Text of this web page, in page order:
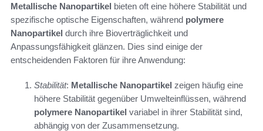
Metallische Nanopartikel bieten oft eine höhere Stabilität und
spezifische optische Eigenschaften, während polymere
Nanopartikel durch ihre Bioverträglichkeit und
Anpassungsfähigkeit glänzen. Dies sind einige der
entscheidenden Faktoren für ihre Anwendung:
Stabilität: Metallische Nanopartikel zeigen häufig eine
höhere Stabilität gegenüber Umwelteinflüssen, während
polymere Nanopartikel variabel in ihrer Stabilität sind,
abhängig von der Zusammensetzung.